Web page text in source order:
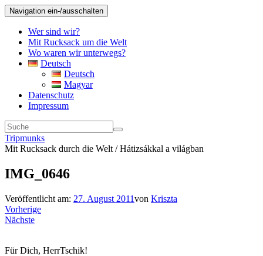
Navigation ein-/ausschalten
Wer sind wir?
Mit Rucksack um die Welt
Wo waren wir unterwegs?
Deutsch
Deutsch
Magyar
Datenschutz
Impressum
Tripmunks
Mit Rucksack durch die Welt / Hátizsákkal a világban
IMG_0646
Veröffentlicht am: 27. August 2011von Kriszta
Vorherige
Nächste
Für Dich, HerrTschik!